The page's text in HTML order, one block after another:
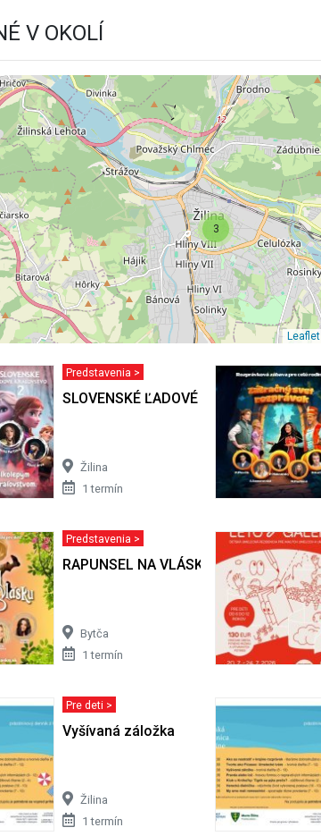
V OKOLÍ
3
Leaflet
Predstavenia >
SLOVENSKÉ ĽADOVÉ KRÁĽOVSTVO
Žilina
1 termín
Predstavenia >
RAPUNSEL NA VLÁSKU
Bytča
1 termín
Pre deti >
Vyšívaná záložka
Žilina
1 termín